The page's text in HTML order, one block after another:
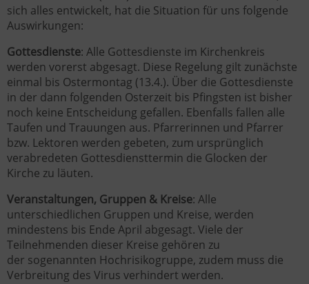
sich alles entwickelt, hat die Situation für uns folgende
Auswirkungen:
Gottesdienste: Alle Gottesdienste im Kirchenkreis
werden vorerst abgesagt. Diese Regelung gilt zunächste
einmal bis Ostermontag (13.4.). Über die Gottesdienste
in der dann folgenden Osterzeit bis Pfingsten ist bisher
noch keine Entscheidung gefallen. Ebenfalls fallen alle
Taufen und Trauungen aus. Pfarrerinnen und Pfarrer
bzw. Lektoren werden gebeten, zum ursprünglich
verabredeten Gottesdiensttermin die Glocken der
Kirche zu läuten.
Veranstaltungen, Gruppen & Kreise: Alle
unterschiedlichen Gruppen und Kreise, werden
mindestens bis Ende April abgesagt. Viele der
Teilnehmenden dieser Kreise gehören zu
der sogenannten Hochrisikogruppe, zudem muss die
Verbreitung des Virus verhindert werden.